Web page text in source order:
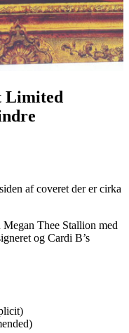
Limited
af coveret der er cirka
Thee Stallion med
og Cardi B’s